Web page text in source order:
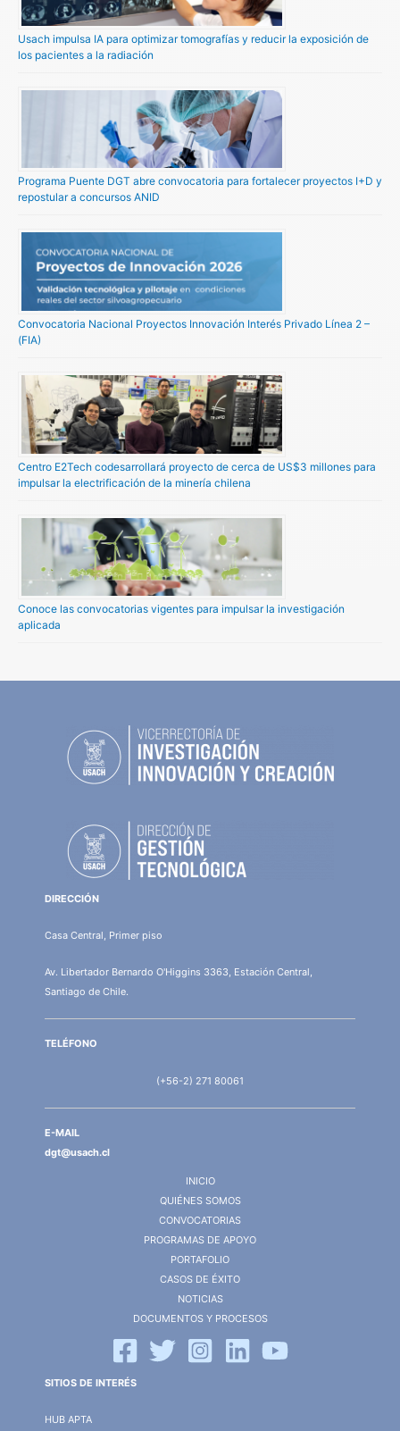
Usach impulsa IA para optimizar tomografías y reducir la exposición de
los pacientes a la radiación
Programa Puente DGT abre convocatoria para fortalecer proyectos I+D y
repostular a concursos ANID
Convocatoria Nacional Proyectos Innovación Interés Privado Línea 2 –
(FIA)
Centro E2Tech codesarrollará proyecto de cerca de US$3 millones para
impulsar la electrificación de la minería chilena
Conoce las convocatorias vigentes para impulsar la investigación
aplicada
DIRECCIÓN
Casa Central, Primer piso
Av. Libertador Bernardo O'Higgins 3363, Estación Central,
Santiago de Chile.
TELÉFONO
(+56-2) 271 80061
E-MAIL
dgt@usach.cl
INICIO
QUIÉNES SOMOS
CONVOCATORIAS
PROGRAMAS DE APOYO
PORTAFOLIO
CASOS DE ÉXITO
NOTICIAS
DOCUMENTOS Y PROCESOS
SITIOS DE INTERÉS
HUB APTA